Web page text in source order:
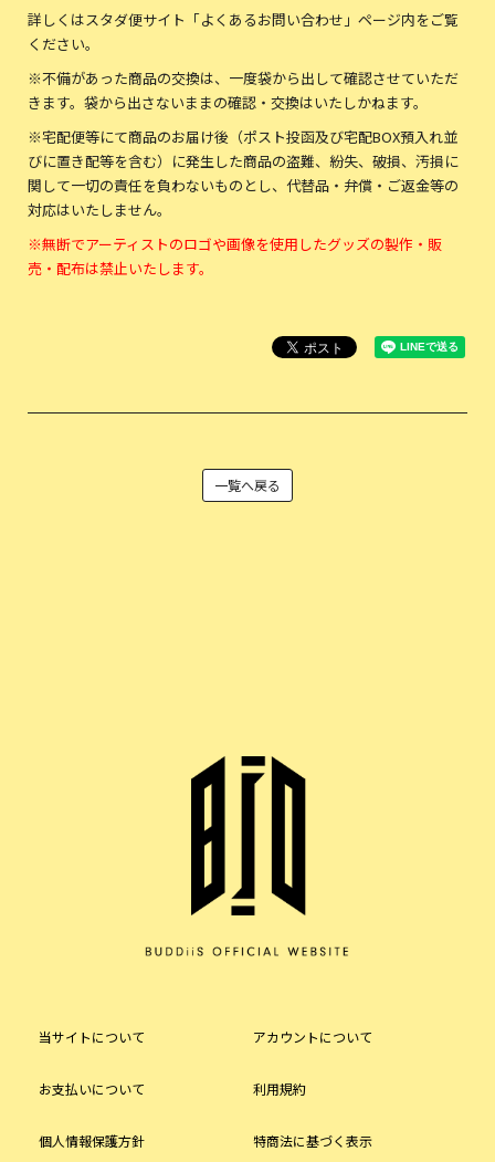
詳しくはスタダ便サイト「よくあるお問い合わせ」ページ内をご覧
ください。
※不備があった商品の交換は、一度袋から出して確認させていただ
きます。袋から出さないままの確認・交換はいたしかねます。
※宅配便等にて商品のお届け後（ポスト投函及び宅配BOX預入れ並
びに置き配等を含む）に発生した商品の盗難、紛失、破損、汚損に
関して一切の責任を負わないものとし、代替品・弁償・ご返金等の
対応はいたしません。
※無断でアーティストのロゴや画像を使用したグッズの製作・販
売・配布は禁止いたします。
一覧へ戻る
当サイトについて アカウントについて
お支払いについて 利用規約
個人情報保護方針 特商法に基づく表示